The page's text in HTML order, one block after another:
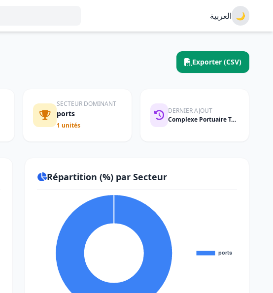
العربية 🌙
Exporter (CSV)
SECTEUR DOMINANT
ports
1 unités
DERNIER AJOUT
Complexe Portuaire Tanger Med
Répartition (%) par Secteur